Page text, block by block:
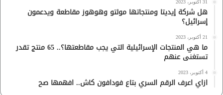
31 أكتوبر، 2023
هل شركة إيديتا ومنتجاتها مولتو وهوهوز مقاطعة ويدعمون
إسرائيل؟
21 أكتوبر، 2023
ما هي المنتجات الإسرائيلية التي يجب مقاطعتها؟.. 65 منتج تقدر
تستغنى عنهم
4 أكتوبر، 2023
ازاي اعرف الرقم السري بتاع فودافون كاش.. افهمها صح